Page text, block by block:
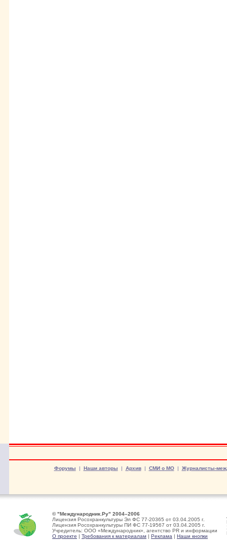
Форумы | Наши авторы | Архив| СМИ о МО| Журналисты-
© "Международник.Ру" 2004–2006
Лицензия Росохранкультуры Эл ФС 77-20365 от 03.04.2005 г.
Лицензия Росохранкультуры ПИ ФС 77-19567 от 03.04.2005 г.
Учредитель: ООО «Международник», агентство PR и информации
О проекте | Требования к материалам | Реклама | Наши кнопки